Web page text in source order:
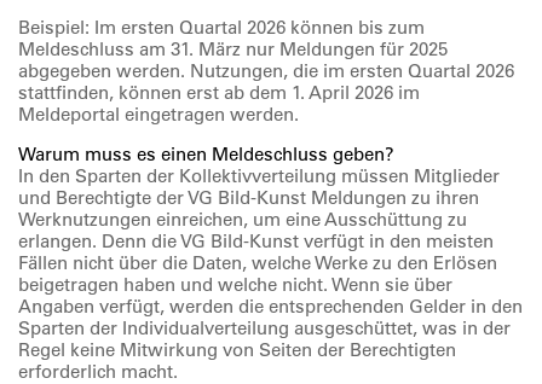
Beispiel: Im ersten Quartal 2026 können bis zum
Meldeschluss am 31. März nur Meldungen für 2025
abgegeben werden. Nutzungen, die im ersten Quartal 2026
stattfinden, können erst ab dem 1. April 2026 im
Meldeportal eingetragen werden.
Warum muss es einen Meldeschluss geben?
In den Sparten der Kollektivverteilung müssen Mitglieder
und Berechtigte der VG Bild-Kunst Meldungen zu ihren
Werknutzungen einreichen, um eine Ausschüttung zu
erlangen. Denn die VG Bild-Kunst verfügt in den meisten
Fällen nicht über die Daten, welche Werke zu den Erlösen
beigetragen haben und welche nicht. Wenn sie über
Angaben verfügt, werden die entsprechenden Gelder in den
Sparten der Individualverteilung ausgeschüttet, was in der
Regel keine Mitwirkung von Seiten der Berechtigten
erforderlich macht.